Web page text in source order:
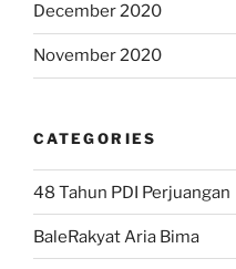
December 2020
November 2020
CATEGORIES
48 Tahun PDI Perjuangan
BaleRakyat Aria Bima